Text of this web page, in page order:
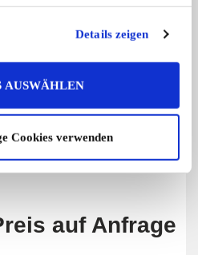
Details zeigen
AUSWÄHLEN
Cookies verwenden
auf Anfrage